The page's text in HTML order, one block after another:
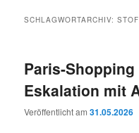
SCHLAGWORTARCHIV:
Paris-Shopping
Eskalation mit
Veröffentlicht am31.05.2026